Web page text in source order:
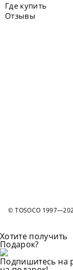
Где купить
Отзывы
© TOSOCO
Хотите получить
Подарок?
Подпишитесь на